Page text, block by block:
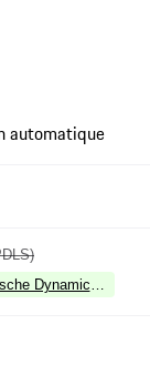
automatique
Dynamic Light